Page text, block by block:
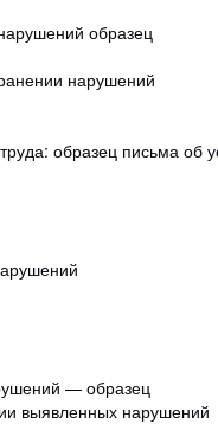
образец
нарушений
образец письма об
— образец
выявленных нарушений